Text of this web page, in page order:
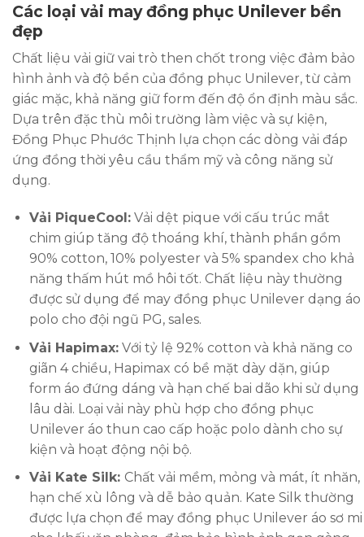
Các loại vải may đồng phục Unilever bền
đẹp
Chất liệu vải giữ vai trò then chốt trong việc đảm bảo
hình ảnh và độ bền của đồng phục Unilever, từ cảm
giác mặc, khả năng giữ form đến độ ổn định màu sắc.
Dựa trên đặc thù môi trường làm việc và sự kiện,
Đồng Phục Phước Thịnh lựa chọn các dòng vải đáp
ứng đồng thời yêu cầu thẩm mỹ và công năng sử
dụng.
Vải PiqueCool:Vải dệt pique với cấu trúc mắt
chim giúp tăng độ thoáng khí, thành phần gồm
90% cotton, 10% polyester và 5% spandex cho khả
năng thấm hút mồ hôi tốt. Chất liệu này thường
được sử dụng để may đồng phục Unilever dạng áo
polo cho đội ngũ PG, sales.
Vải Hapimax:Với tỷ lệ 92% cotton và khả năng co
giãn 4 chiều, Hapimax có bề mặt dày dặn, giúp
form áo đứng dáng và hạn chế bai dão khi sử dụng
lâu dài. Loại vải này phù hợp cho đồng phục
Unilever áo thun cao cấp hoặc polo dành cho sự
kiện và hoạt động nội bộ.
Vải Kate Silk: Chất vải mềm, mỏng và mát, ít nhăn,
hạn chế xù lông và dễ bảo quản. Kate Silk thường
được lựa chọn để may đồng phục Unilever áo sơ mi